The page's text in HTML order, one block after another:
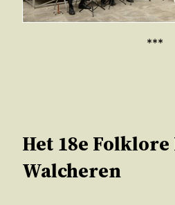
***
Het 18e
Walcheren